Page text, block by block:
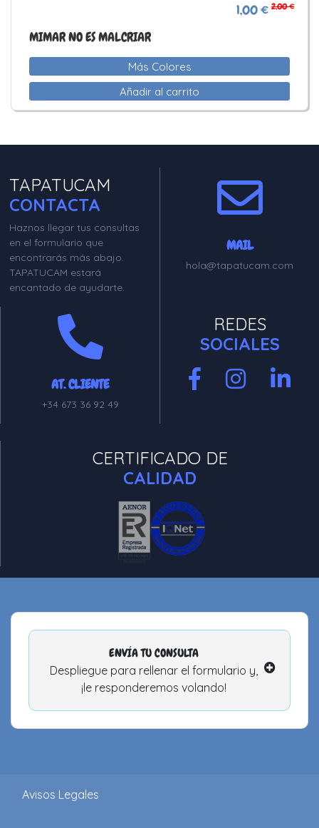
1,00 € 2,00 €
MIMAR NO ES MALCRIAR
Más Colores
Añadir al carrito
TAPATUCAM
CONTACTA
Haznos llegar tus consultas
en el formulario que
encontrarás más abajo.
TAPATUCAM estará
encantado de ayudarte.
MAIL
hola@tapatucam.com
AT. CLIENTE
+34 673 36 92 49
REDES
SOCIALES
CERTIFICADO DE
CALIDAD
ENVÍA TU CONSULTA
Despliegue para rellenar el formulario y,
¡le responderemos volando!
Avisos Legales